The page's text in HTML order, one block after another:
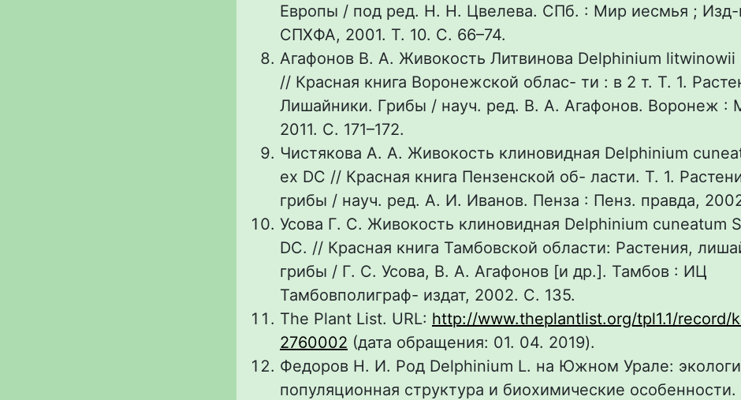
Европы / под ред. Н. Н. Цвелева. СПб. : Мир иесмья ; Изд-
СПХФА, 2001. Т. 10. С. 66–74.
Агафонов В. А. Живокость Литвинова Delphinium litwinowii
// Красная книга Воронежской облас- ти : в 2 т. Т. 1.
Лишайники. Грибы / науч. ред. В. А. Агафонов. Воронеж :
2011. С. 171–172.
Чистякова А. А. Живокость клиновидная Delphinium
ex DC // Красная книга Пензенской об- ласти. Т. 1.
грибы / науч. ред. А. И. Иванов. Пенза : Пенз. правда,
Усова Г. С. Живокость клиновидная Delphinium cuneatum
DC. // Красная книга Тамбовской области: Растения,
грибы / Г. С. Усова, В. А. Агафонов [и др.]. Тамбов : ИЦ
Тамбовполиграф- издат, 2002. С. 135.
The Plant List. URL: http://www.theplantlist.org/tpl1.1/record/
2760002 (дата обращения: 01. 04. 2019).
Федоров Н. И. Род Delphinium L. на Южном Урале:
популяционная структура и биохимические особенности.